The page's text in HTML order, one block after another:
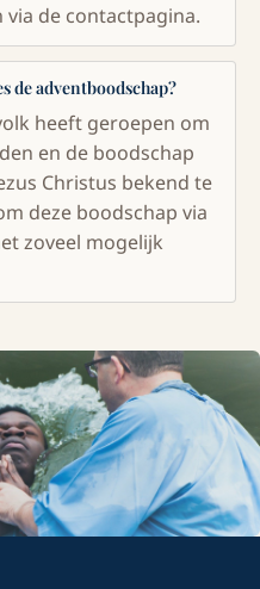
de contactpagina.
de adventboodschap?
heeft geroepen om
en de boodschap
Christus bekend te
deze boodschap via
zoveel mogelijk